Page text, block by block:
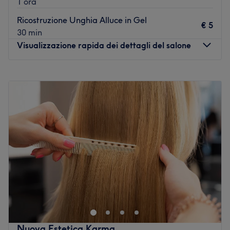
Ricostruzione Unghia Alluce in Gel
30 min
€ 5
Visualizzazione rapida dei dettagli del salone
08:30
08:30 –
19:00
Giovedì
08:30 –
Venerdì
08:30 –
19:00
Sabato
08:00 –
17:00
Domenica
Chiuso
Charme Centro Estetico, si trova in Via Lorenzo Servedio
21, a Grumo Appula in provincia di Bari. La titolare,
assieme ai suoi collaboratori, si prende cura della
persona con trattamenti specializzati coadiuvati anche
dai prodotti delle migliori marche.